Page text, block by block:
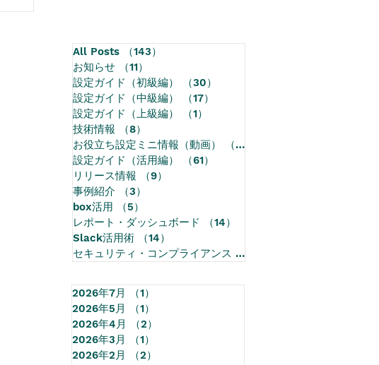
All Posts （143）
お知らせ
（11）
設定ガイド（初級編）
（30）
設定ガイド（中級編）
（17）
設定ガイド（上級編）
（1）
技術情報
（8）
お役立ち設定ミニ情報（動画）
（68）
設定ガイド（活用編）
（61）
リリース情報
（9）
事例紹介
（3）
box活用
（5）
レポート・ダッシュボード
（14）
Slack活用術
（14）
セキュリティ・コンプライアンス （1）
2026年7月 （1）
2026年5月
（1）
2026年4月
（2）
2026年3月
（1）
2026年2月
（2）